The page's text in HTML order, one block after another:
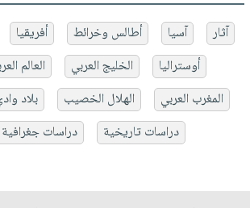
آثار آسيا أطالس وخرائط أفريقيا
أوستراليا
الخليج العربي
العالم
المغرب العربي
الهلال الخصيب بلاد
دراسات تاريخية
دراسات جغرافية